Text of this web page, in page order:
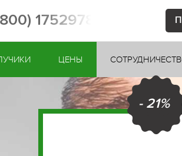
1752978
ЦЕНЫ
- 21%